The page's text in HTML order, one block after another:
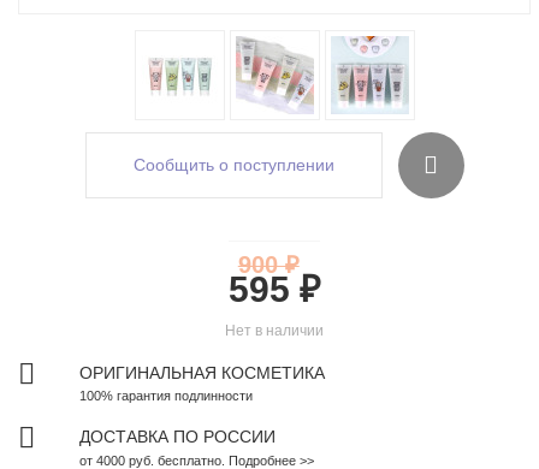
Сообщить о поступлении
Нет в наличии
595 ₽
900 ₽
ОРИГИНАЛЬНАЯ КОСМЕТИКА
100% гарантия подлинности
ДОСТАВКА ПО РОССИИ
от 4000 руб. бесплатно. Подробнее >>